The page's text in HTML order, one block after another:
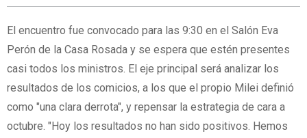
El encuentro fue convocado para las 9:30 en el Salón Eva
Perón de la Casa Rosada y se espera que estén presentes
casi todos los ministros. El eje principal será analizar los
resultados de los comicios, a los que el propio Milei definió
como "una clara derrota", y repensar la estrategia de cara a
octubre. "Hoy los resultados no han sido positivos. Hemos